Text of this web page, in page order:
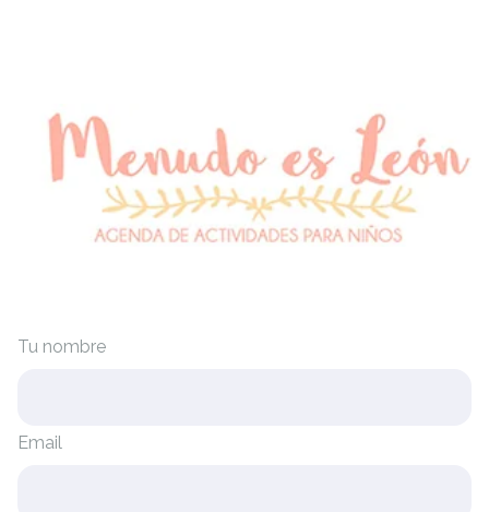
Tu nombre
Email